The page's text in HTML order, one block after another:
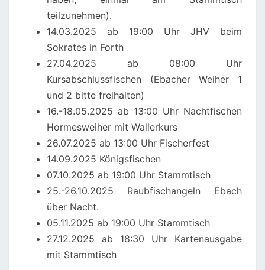
teilzunehmen).
14.03.2025 ab 19:00 Uhr JHV beim
Sokrates in Forth
27.04.2025 ab 08:00 Uhr
Kursabschlussfischen (Ebacher Weiher 1
und 2 bitte freihalten)
16.-18.05.2025 ab 13:00 Uhr Nachtfischen
Hormesweiher mit Wallerkurs
26.07.2025 ab 13:00 Uhr Fischerfest
14.09.2025 Königsfischen
07.10.2025 ab 19:00 Uhr Stammtisch
25.-26.10.2025 Raubfischangeln Ebach
über Nacht.
05.11.2025 ab 19:00 Uhr Stammtisch
27.12.2025 ab 18:30 Uhr Kartenausgabe
mit Stammtisch